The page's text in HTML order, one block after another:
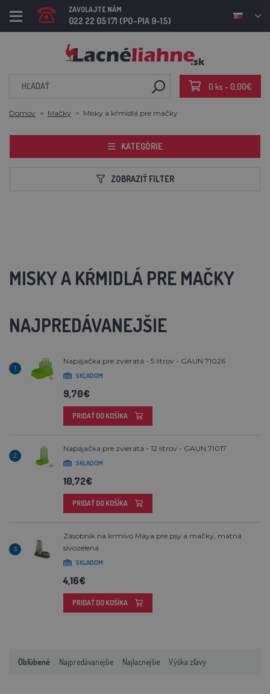
ZAVOLAJTE NÁM
022 22 05 171 (PO-PIA 9-15)
0 ks - 0,00€
Domov Mačky Misky a kŕmidlá pre mačky
KATEGÓRIE
ZOBRAZIŤ FILTER
MISKY A KŔMIDLÁ PRE MAČKY
NAJPREDÁVANEJŠIE
1
Napájačka pre zvieratá - 5 litrov - GAUN 71026
SKLADOM
9,70€
PRIDAŤ DO KOŠÍKA
2
Napájačka pre zvieratá - 12 litrov - GAUN 71017
SKLADOM
10,72€
PRIDAŤ DO KOŠÍKA
3
Zásobník na krmivo Maya pre psy a mačky, matná
sivozelená
SKLADOM
4,16€
PRIDAŤ DO KOŠÍKA
Obľúbené Najpredávanejšie Najlacnejšie Výška zľavy